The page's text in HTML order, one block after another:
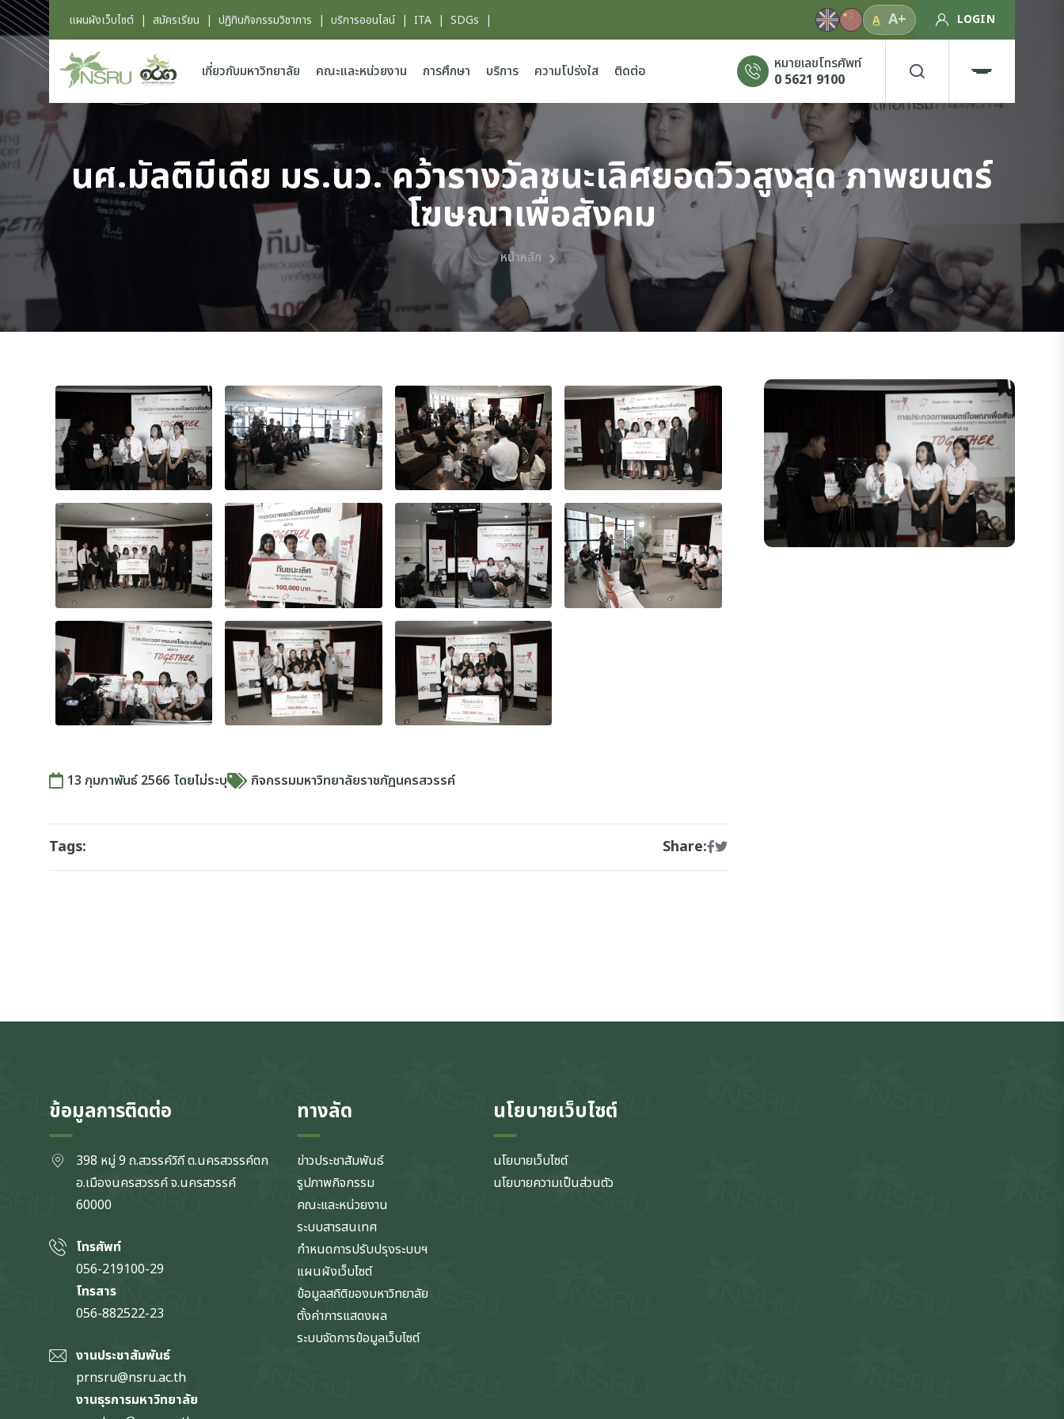
แผนผังเว็บไซต์ | สมัครเรียน | ปฏิทินกิจกรรมวิชาการ | บริการออนไลน์| ITA | SDGs | A A+ LOGIN
เกี่ยวกับมหาวิทยาลัย คณะและหน่วยงาน การศึกษา บริการ ความโปร่งใส ติดต่อ
หมายเลขโทรศัพท์
0 5621 9100
นศ.มัลติมีเดีย มร.นว. คว้ารางวัลชนะเลิศยอดวิวสูงสุด ภาพยนตร์
โฆษณาเพื่อสังคม
หน้าหลัก
13 กุมภาพันธ์ 2566 โดยไม่ระบุ กิจกรรมมหาวิทยาลัยราชภัฏนครสวรรค์
Tags: Share:
ข้อมูลการติดต่อ
398 หมู่ 9 ถ.สวรรค์วิถี ต.นครสวรรค์ตก
อ.เมืองนครสวรรค์ จ.นครสวรรค์
60000
โทรศัพท์
056-219100-29
โทรสาร
056-882522-23
งานประชาสัมพันธ์
prnsru@nsru.ac.th
งานธุรการมหาวิทยาลัย
ทางลัด
ข่าวประชาสัมพันธ์
รูปภาพกิจกรรม
คณะและหน่วยงาน
ระบบสารสนเทศ
กำหนดการปรับปรุงระบบฯ
แผนผังเว็บไซต์
ข้อมูลสถิติของมหาวิทยาลัย
ตั้งค่าการแสดงผล
ระบบจัดการข้อมูลเว็บไซต์
นโยบายเว็บไซต์
นโยบายเว็บไซต์
นโยบายความเป็นส่วนตัว